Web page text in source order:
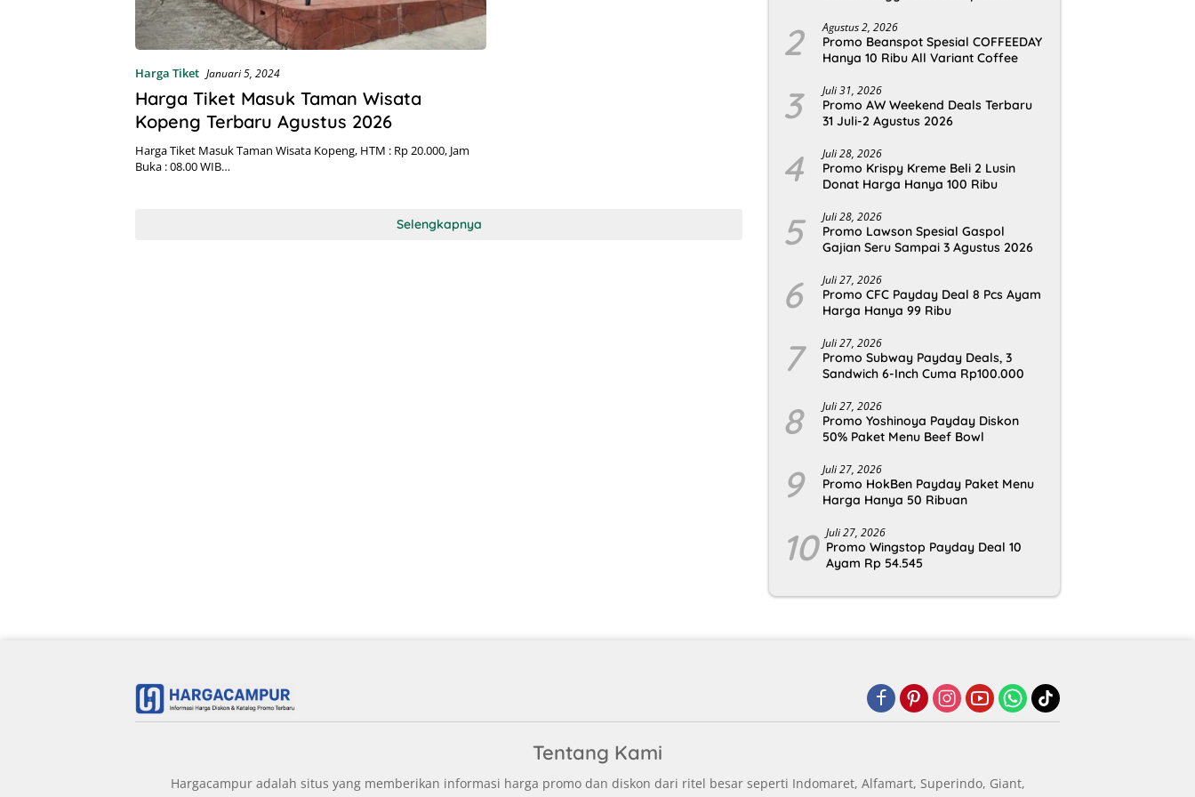
Harga Tiket Januari 5, 2024
Harga Tiket Masuk Taman Wisata
Kopeng Terbaru Agustus 2026
Harga Tiket Masuk Taman Wisata Kopeng, HTM : Rp 20.000, Jam
Buka : 08.00 WIB…
Selengkapnya
2 Agustus 2, 2026
Promo Beanspot Spesial COFFEEDAY
Hanya 10 Ribu All Variant Coffee
3 Juli 31, 2026
Promo AW Weekend Deals Terbaru
31 Juli-2 Agustus 2026
4 Juli 28, 2026
Promo Krispy Kreme Beli 2 Lusin
Donat Harga Hanya 100 Ribu
5 Juli 28, 2026
Promo Lawson Spesial Gaspol
Gajian Seru Sampai 3 Agustus 2026
6 Juli 27, 2026
Promo CFC Payday Deal 8 Pcs Ayam
Harga Hanya 99 Ribu
7 Juli 27, 2026
Promo Subway Payday Deals, 3
Sandwich 6-Inch Cuma Rp100.000
8 Juli 27, 2026
Promo Yoshinoya Payday Diskon
50% Paket Menu Beef Bowl
9 Juli 27, 2026
Promo HokBen Payday Paket Menu
Harga Hanya 50 Ribuan
10 Juli 27, 2026
Promo Wingstop Payday Deal 10
Ayam Rp 54.545
Tentang Kami
Hargacampur adalah situs yang memberikan informasi harga promo dan diskon dari ritel besar seperti Indomaret, Alfamart, Superindo, Giant,